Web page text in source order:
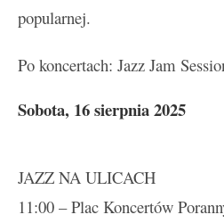
popularnej.
Po koncertach: Jazz Jam
Sobota, 16 sierpnia 2025
JAZZ NA ULICACH
11:00 – Plac Koncertów